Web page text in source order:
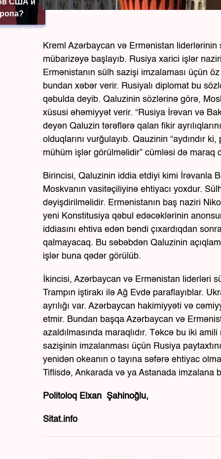
США и
Kreml Azərbaycan və Ermənistan
mübarizəyə başlayıb. Rusiya xarici işlər
Ermənistanın sülh sazişi imzalaması üçün
bundan xəbər verir. Rusiyalı diplomat bu
qəbulda deyib. Qaluzinin sözlərinə görə,
xüsusi əhəmiyyət verir. “Rusiya İrəvan və
deyən Qaluzin tərəflərə qalan fikir
olduqlarını vurğulayıb. Qauzinin “aydındır
mühüm işlər görülməlidir” cümləsi də maraq
Birincisi, Qaluzinin iddia etdiyi kimi İrəvanla
Moskvanın vasitəçiliyinə ehtiyacı yoxdur.
dəyişdirilməlidir. Ermənistanın baş naziri
yeni Konstitusiya qəbul edəcəklərinin
iddiasını ehtiva edən bəndi çıxardıqdan
qalmayacaq. Bu səbəbdən Qaluzinin
işlər buna qədər görülüb.
İkincisi, Azərbaycan və Ermənistan liderləri
Trampın iştirakı ilə Ağ Evdə paraflayıblar.
ayrılığı var. Azərbaycan hakimiyyəti və
etmir. Bundan başqa Azərbaycan və
azaldılmasında maraqlıdır. Təkcə bu iki
sazişinin imzalanması üçün Rusiya
yenidən okeanın o tayına səfərə ehtiyac
Tiflisdə, Ankarada və ya Astanada imzalana
Politoloq Elxan Şahinoğlu,
Sitat.info